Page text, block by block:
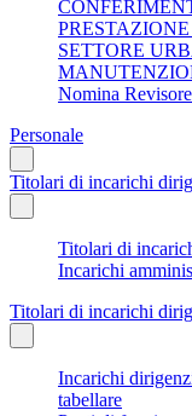
SETTORE
Nomina
Personale
Titolari di incarichi
Titolari di
Incarichi
Titolari di incarichi
Incarichi
tabellare